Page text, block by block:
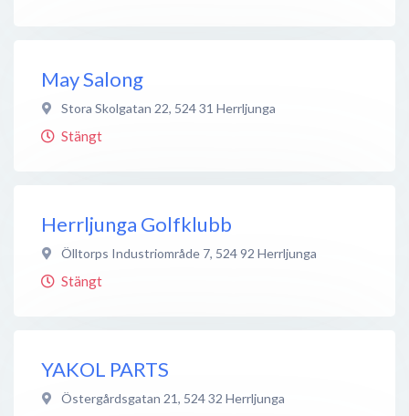
May Salong
Stora Skolgatan 22, 524 31 Herrljunga
Stängt
Herrljunga Golfklubb
Ölltorps Industriområde 7, 524 92 Herrljunga
Stängt
YAKOL PARTS
Östergårdsgatan 21, 524 32 Herrljunga